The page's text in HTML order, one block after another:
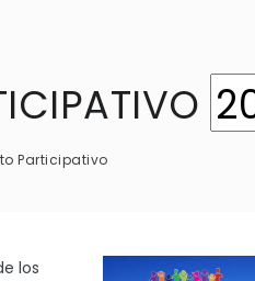
Participativo
los